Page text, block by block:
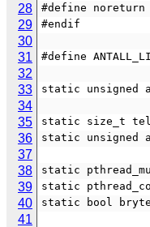
28 #define noreturn
29 #endif
30
31
#define
32
33
static unsigned
34
35
static size_t
36 static unsigned
37
38
static
39 static
40 static bool
41